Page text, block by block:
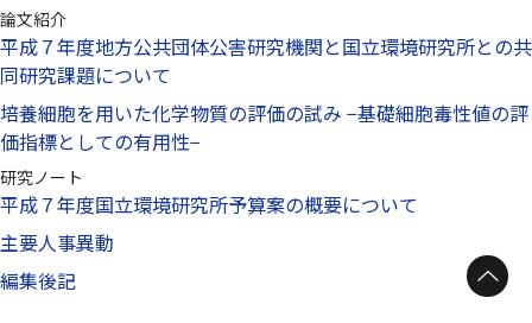
論文紹介
平成７年度地方公共団体公害研究機関と国立環境研究所との共
同研究課題について
培養細胞を用いた化学物質の評価の試み −基礎細胞毒性値の評
価指標としての有用性−
研究ノート
平成７年度国立環境研究所予算案の概要について
主要人事異動
編集後記